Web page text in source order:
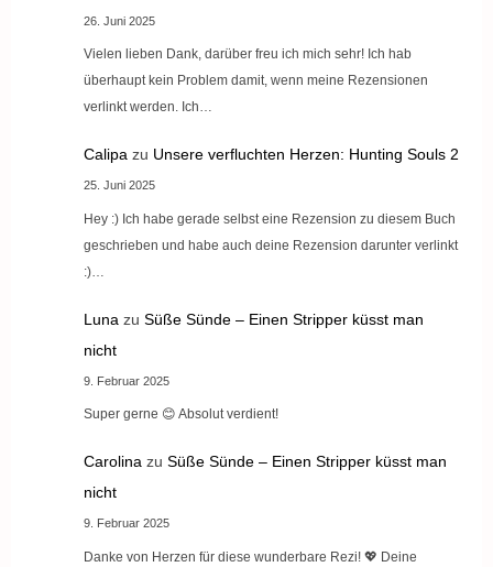
26. Juni 2025
Vielen lieben Dank, darüber freu ich mich sehr! Ich hab
überhaupt kein Problem damit, wenn meine Rezensionen
verlinkt werden. Ich…
Calipazu Unsere verfluchten Herzen: Hunting Souls 2
25. Juni 2025
Hey :) Ich habe gerade selbst eine Rezension zu diesem Buch
geschrieben und habe auch deine Rezension darunter verlinkt
:)…
Luna zu Süße Sünde – Einen Stripper küsst man
nicht
9. Februar 2025
Super gerne 😊 Absolut verdient!
Carolinazu Süße Sünde – Einen Stripper küsst man
nicht
9. Februar 2025
Danke von Herzen für diese wunderbare Rezi! 💖 Deine